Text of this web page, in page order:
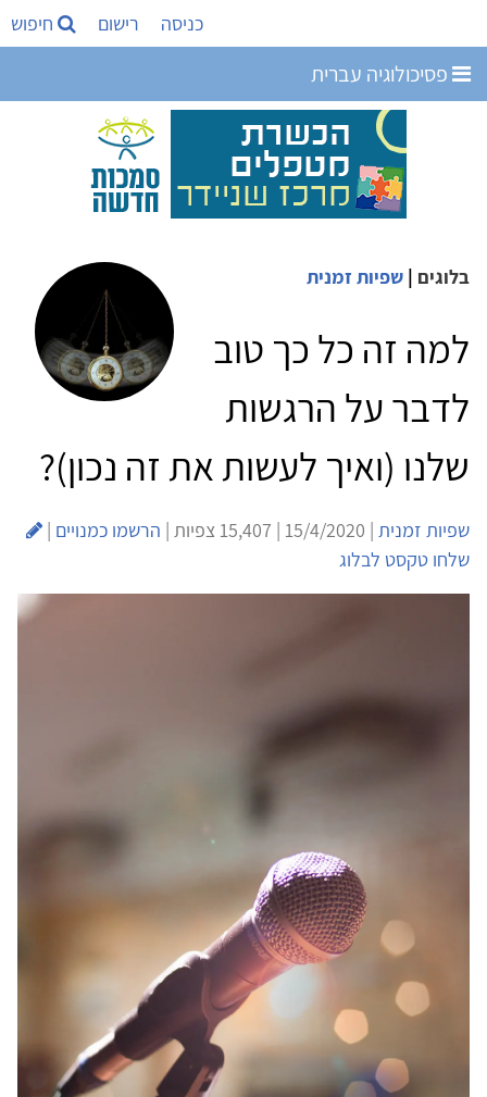
כניסה רישום חיפוש
פסיכולוגיה עברית
בלוגים | שפיות זמנית
למה זה כל כך טוב
לדבר על הרגשות
שלנו (ואיך לעשות את זה נכון)?
שפיות זמנית | 15/4/2020 | 15,407 צפיות | הרשמו כמנויים |
שלחו טקסט לבלוג